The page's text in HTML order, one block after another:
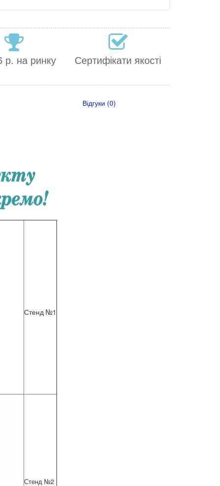
р. на ринку Сертифікати якості
Відгуки (0)
Стенд №1
Стенд №2